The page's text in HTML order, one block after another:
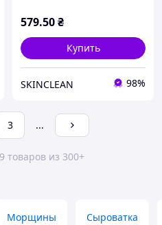
579.50₴
Купить
SKINCLEAN 98%
3 ...
товаров из 300+
Морщины Сыроватка